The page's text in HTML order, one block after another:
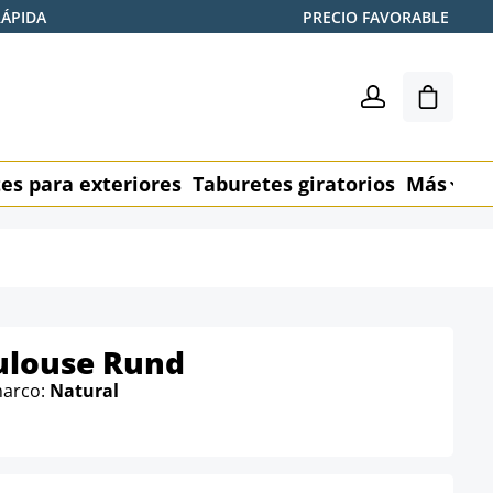
PRECIO FAVORABLE
El
para exteriores Taburetes giratorios Más
Rund
Natural